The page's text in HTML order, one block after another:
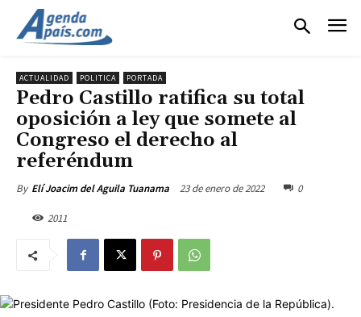
ACTUALIDAD POLITICA PORTADA
Pedro Castillo ratifica su total
oposición a ley que somete al
Congreso el derecho al
referéndum
By Elí Joacim del Aguila Tuanama 23 de enero de 2022 0
2011